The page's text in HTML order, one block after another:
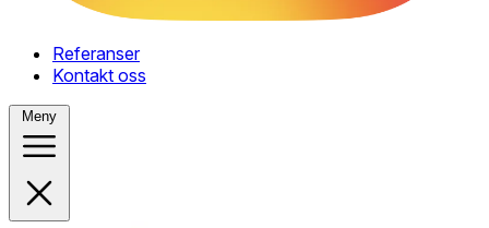
Referanser
Kontakt oss
Meny